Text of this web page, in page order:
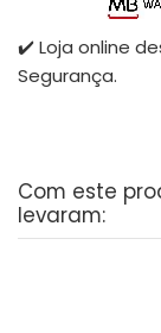
✔️ Loja online
Segurança.
Com este
levaram: